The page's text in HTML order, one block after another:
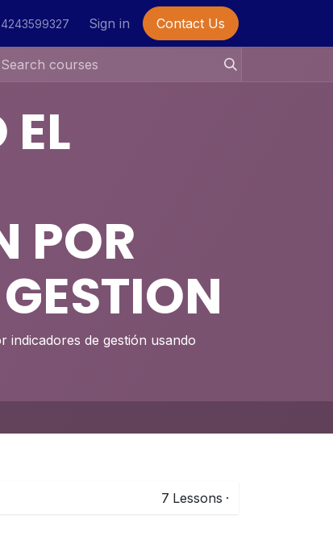
Sign in Contact Us
POR
indicadores de gestión usando
7 Lessons ·